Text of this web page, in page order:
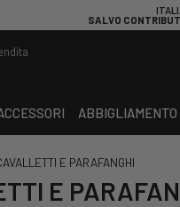
SALVO
ABBIGLIAMENTO
E PARAFANGHI
E